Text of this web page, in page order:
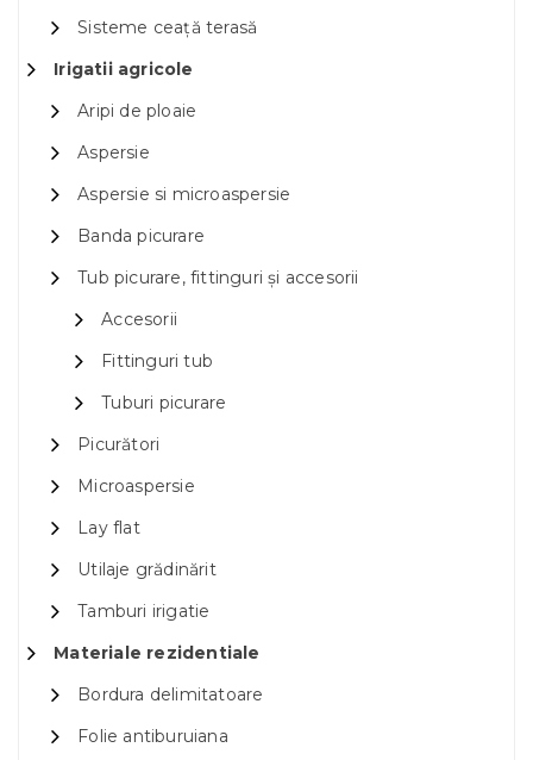
Sisteme ceață terasă
Irigatii agricole
Aripi de ploaie
Aspersie
Aspersie si microaspersie
Banda picurare
Tub picurare, fittinguri și accesorii
Accesorii
Fittinguri tub
Tuburi picurare
Picurători
Microaspersie
Lay flat
Utilaje grădinărit
Tamburi irigatie
Materiale rezidentiale
Bordura delimitatoare
Folie antiburuiana